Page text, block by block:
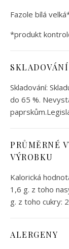
Fazole bílá
*produkt
SKLADOVÁNÍ
Skladování:
do 65 %.
PRŮMĚRNÉ
VÝROBKU
Kalorická
1,6 g. z toho
g. z toho cukry:
ALERGENY